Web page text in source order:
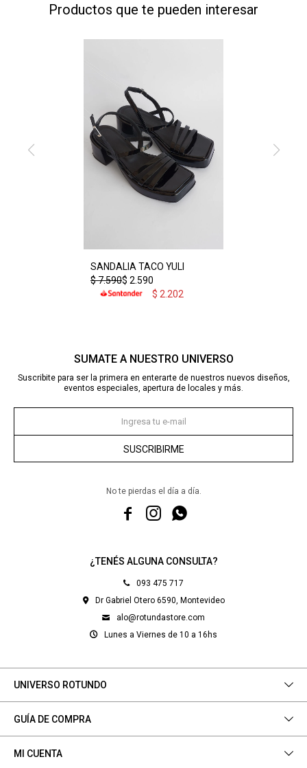
Productos que te pueden interesar
SANDALIA TACO YULI
$ 2.590
$7.590
$ 2.202
¿TENÉS ALGUNA CONSULTA?
093 475 717
Dr Gabriel Otero 6590, Montevideo
alo@rotundastore.com
Lunes a Viernes de 10 a 16hs
UNIVERSO ROTUNDO
GUÍA DE COMPRA
MI CUENTA
SUMATE A NUESTRO UNIVERSO
Suscribite para ser la primera en enterarte de nuestros nuevos diseños,
eventos especiales, apertura de locales y más.
SUSCRIBIRME
No te pierdas el día a día.
  